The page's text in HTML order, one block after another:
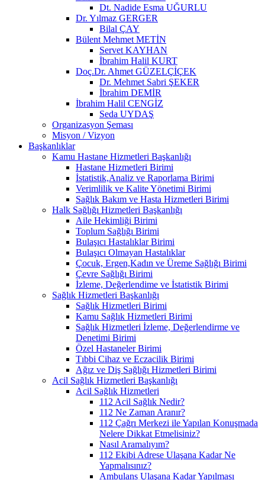
Dt. Nadide Esma UĞURLU
Dr. Yılmaz GERGER
Bilal ÇAY
Bülent Mehmet METİN
Servet KAYHAN
İbrahim Halil KURT
Doç.Dr. Ahmet GÜZELÇİÇEK
Dr. Mehmet Sabri ŞEKER
İbrahim DEMİR
İbrahim Halil CENGİZ
Seda UYDAŞ
Organizasyon Şeması
Misyon / Vizyon
Başkanlıklar
Kamu Hastane Hizmetleri Başkanlığı
Hastane Hizmetleri Birimi
İstatistik,Analiz ve Raporlama Birimi
Verimlilik ve Kalite Yönetimi Birimi
Sağlık Bakım ve Hasta Hizmetleri Birimi
Halk Sağlığı Hizmetleri Başkanlığı
Aile Hekimliği Birimi
Toplum Sağlığı Birimi
Bulaşıcı Hastalıklar Birimi
Bulaşıcı Olmayan Hastalıklar
Çocuk, Ergen,Kadın ve Üreme Sağlığı Birimi
Çevre Sağlığı Birimi
İzleme, Değerlendime ve İstatistik Birimi
Sağlık Hizmetleri Başkanlığı
Sağlık Hizmetleri Birimi
Kamu Sağlık Hizmetleri Birimi
Sağlık Hizmetleri İzleme, Değerlendirme ve
Denetimi Birimi
Özel Hastaneler Birimi
Tıbbi Cihaz ve Eczacilik Birimi
Ağız ve Diş Sağlığı Hizmetleri Birimi
Acil Sağlık Hizmetleri Başkanlığı
Acil Sağlık Hizmetleri
112 Acil Sağlık Nedir?
112 Ne Zaman Aranır?
112 Çağrı Merkezi ile Yapılan Konuşmada
Nelere Dikkat Etmelisiniz?
Nasıl Aramalıyım?
112 Ekibi Adrese Ulaşana Kadar Ne
Yapmalısınız?
Ambulans Ulaşana Kadar Yapılması